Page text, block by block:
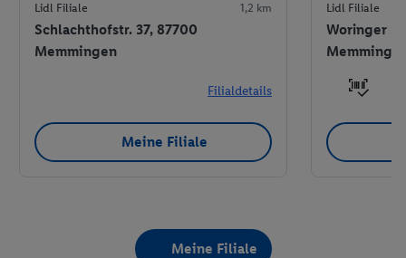
Lidl Filiale 1,2 km
Schlachthofstr. 37, 87700
Memmingen
Filialdetails
Meine Filiale
Lidl Filiale
Woringer
Meine Filiale